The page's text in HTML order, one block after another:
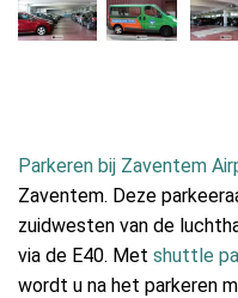
Parkeren bij Zaventem
Zaventem. Deze
zuidwesten van de
via de E40. Met shuttle
wordt u na het parkeren